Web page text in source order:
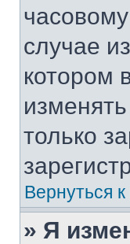
случае
котором
только
Вернуться
» Я